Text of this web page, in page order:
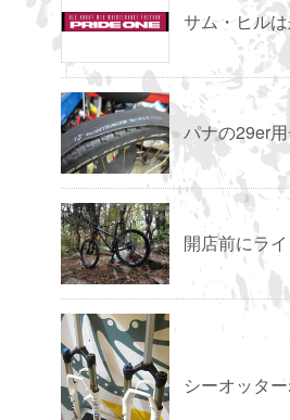
サム・ヒル
パナの29er
開店前にラ
シーオッタ